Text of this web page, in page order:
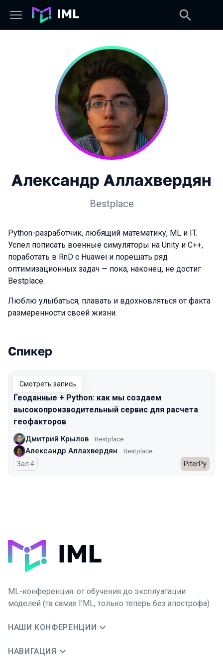
Александр Аллахвердян
Bestplace
Python-разработчик, любящий математику, ML и IT.
Успел пописать военные симуляторы на Unity и C++,
поработать в RnD с Huawei и порешать ряд
оптимизационных задач — пока, наконец, не достиг
Bestplace.
Люблю улыбаться, плавать и вдохновляться от факта
размеренности своей жизни.
Выступления в сезоне 2025
Спикер
Смотреть запись
Геоданные + Python: как мы создаем
высокопроизводительный сервис для расчета
геофакторов
Дмитрий Крылов Bestplace
Александр Аллахвердян Bestplace
Зал 4 PiterPy
ML-конференция: от обучения до эксплуатации
моделей (та самая I’ML, только теперь без апострофа)
НАШИ КОНФЕРЕНЦИИ
НАВИГАЦИЯ